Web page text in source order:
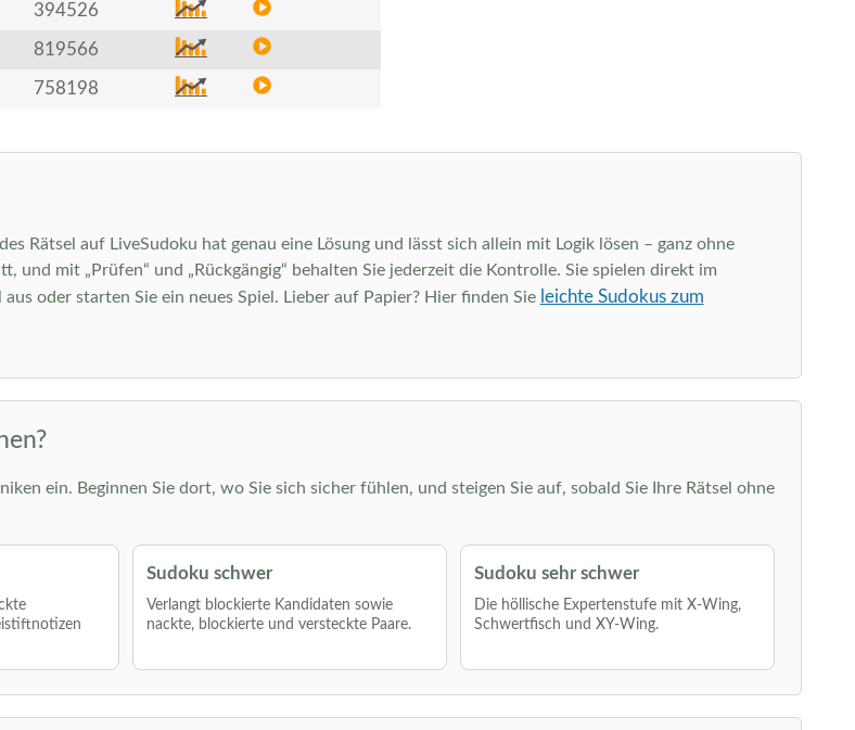
394526
819566
758198
Rätsel auf LiveSudoku hat genau eine Lösung und lässt sich allein mit Logik lösen – ganz ohne
und mit „Prüfen“ und „Rückgängig“ behalten Sie jederzeit die Kontrolle. Sie spielen direkt im
oder starten Sie ein neues Spiel. Lieber auf Papier? Hier finden Sie leichte Sudokus zum
ein. Beginnen Sie dort, wo Sie sich sicher fühlen, und steigen Sie auf, sobald Sie Ihre Rätsel ohne
Sudoku schwer
Verlangt blockierte Kandidaten sowie
nackte, blockierte und versteckte Paare.
Sudoku sehr schwer
Die höllische Expertenstufe mit X-Wing,
Schwertfisch und XY-Wing.